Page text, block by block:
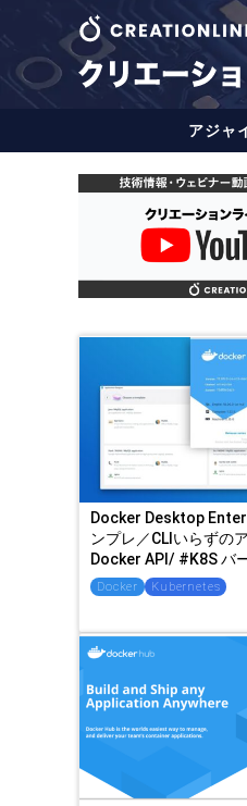
アジャ
Docker Desktop
ンプレ／CLIいらずの
Docker API/ #K8S バ
Docker Kubernetes